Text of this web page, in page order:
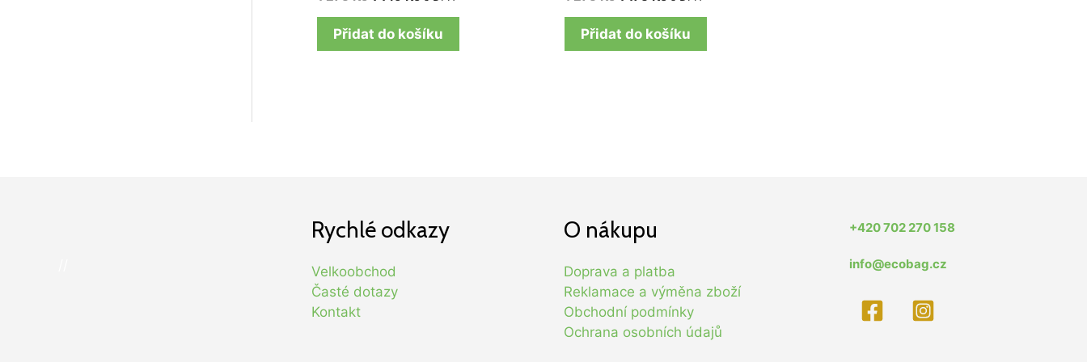
Přidat do košíku Přidat do košíku
Rychlé odkazy
Velkoobchod
Časté dotazy
Kontakt
O nákupu
Doprava a platba
Reklamace a výměna zboží
Obchodní podmínky
Ochrana osobních údajů
+420 702 270 158
info@ecobag.cz